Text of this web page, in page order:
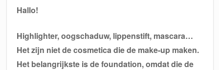
Hallo!
Highlighter, oogschaduw, lippenstift, mascara…
Het zijn niet de cosmetica die de make-up maken.
Het belangrijkste is de foundation, omdat die de